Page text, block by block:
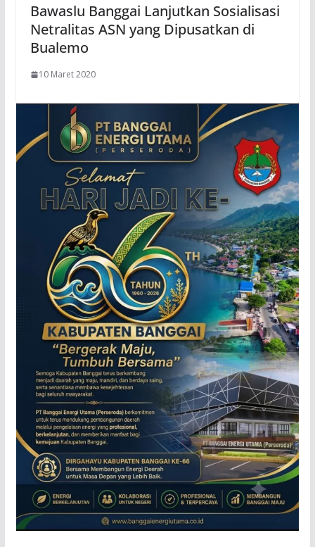
Bawaslu Banggai Lanjutkan Sosialisasi
Netralitas ASN yang Dipusatkan di
Bualemo
10 Maret 2020